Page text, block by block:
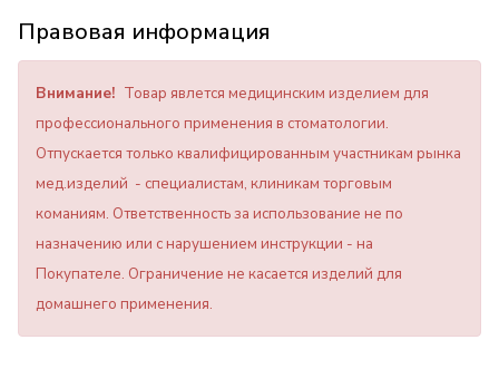
Правовая информация
Внимание! Товар явлется медицинским изделием для
профессионального применения в стоматологии.
Отпускается только квалифицированным участникам рынка
мед.изделий - специалистам, клиникам торговым
команиям. Ответственность за использование не по
назначению или с нарушением инструкции - на
Покупателе. Ограничение не касается изделий для
домашнего применения.